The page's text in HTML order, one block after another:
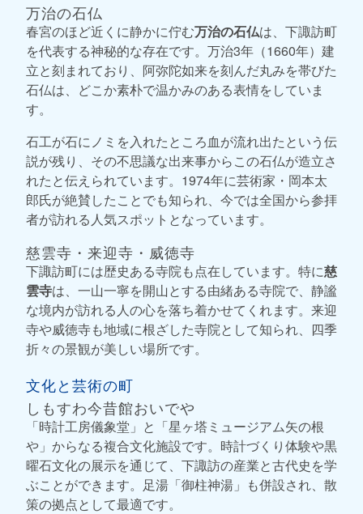
万治の石仏
春宮のほど近くに静かに佇む万治の石仏は、下諏訪町
を代表する神秘的な存在です。万治3年（1660年）建
立と刻まれており、阿弥陀如来を刻んだ丸みを帯びた
石仏は、どこか素朴で温かみのある表情をしていま
す。
石工が石にノミを入れたところ血が流れ出たという伝
説が残り、その不思議な出来事からこの石仏が造立さ
れたと伝えられています。1974年に芸術家・岡本太
郎氏が絶賛したことでも知られ、今では全国から参拝
者が訪れる人気スポットとなっています。
慈雲寺・来迎寺・威徳寺
下諏訪町には歴史ある寺院も点在しています。特に慈
雲寺は、一山一寧を開山とする由緒ある寺院で、静謐
な境内が訪れる人の心を落ち着かせてくれます。来迎
寺や威徳寺も地域に根ざした寺院として知られ、四季
折々の景観が美しい場所です。
文化と芸術の町
しもすわ今昔館おいでや
「時計工房儀象堂」と「星ヶ塔ミュージアム矢の根
や」からなる複合文化施設です。時計づくり体験や黒
曜石文化の展示を通じて、下諏訪の産業と古代史を学
ぶことができます。足湯「御柱神湯」も併設され、散
策の拠点として最適です。